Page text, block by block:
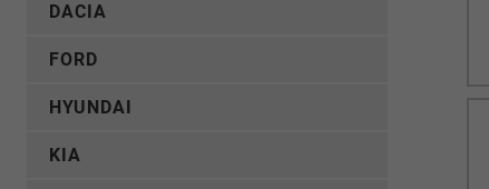
DACIA
FORD
HYUNDAI
KIA